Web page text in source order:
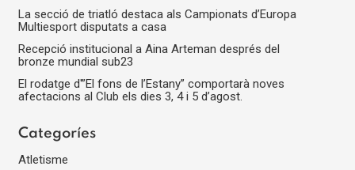
La secció de triatló destaca als Campionats d’Europa
Multiesport disputats a casa
Recepció institucional a Aina Arteman després del
bronze mundial sub23
El rodatge d'”El fons de l’Estany” comportarà noves
afectacions al Club els dies 3, 4 i 5 d’agost.
Categoríes
Atletisme